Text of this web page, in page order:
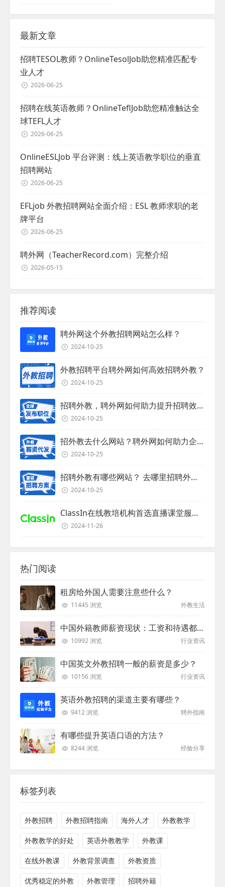
最新文章
招聘TESOL教师？OnlineTesolJob助您精准匹配专
业人才
2026-06-25
招聘在线英语教师？OnlineTeflJob助您精准触达全
球TEFL人才
2026-06-25
OnlineESLJob 平台评测：线上英语教学职位的垂直
招聘网站
2026-06-25
EFLjob 外教招聘网站全面介绍：ESL 教师求职的老
牌平台
2026-06-25
聘外网（TeacherRecord.com）完整介绍
2026-05-15
推荐阅读
聘外网这个外教招聘网站怎么样？
2024-10-25
外教招聘平台聘外网如何高效招聘外教？
2024-10-25
招聘外教，聘外网如何助力提升招聘效率？
2024-10-25
招外教去什么网站？聘外网如何助力企业外教招聘
2024-10-25
招聘外教有哪些网站？ 去哪里招聘外教？
2024-10-25
ClassIn在线教培机构首选直播课堂服务商
2024-11-26
热门阅读
租房给外国人需要注意些什么？
11445 浏览 外教生活
中国外籍教师薪资现状：工资和待遇都非常高
10992 浏览 行业资讯
中国英文外教招聘一般的薪资是多少？
10156 浏览 行业资讯
英语外教招聘的渠道主要有哪些？
9412 浏览 聘外指南
有哪些提升英语口语的方法？
8244 浏览 经验分享
标签列表
外教招聘 外教招聘指南 海外人才 外教教学
外教教学的好处 英语外教教学 外教课
在线外教课 外教背景调查 外教资质
优秀稳定的外教 外教管理 招聘外籍